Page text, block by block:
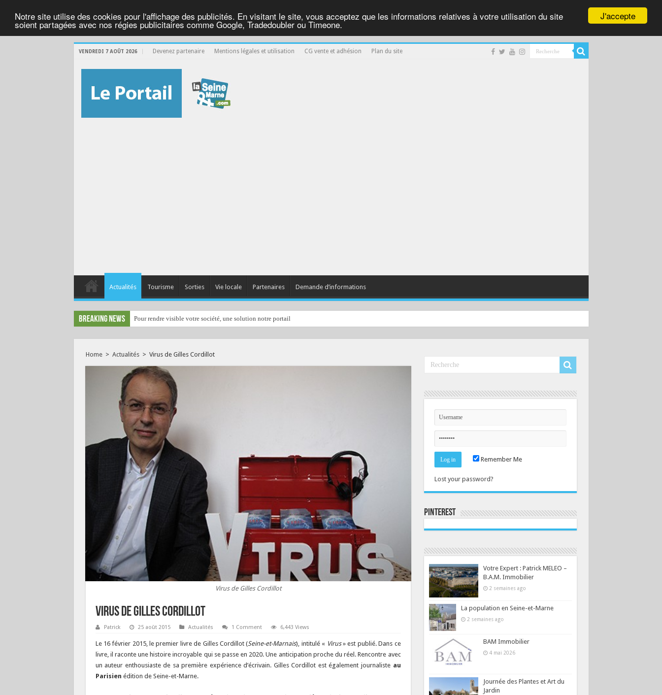
J'accepte
Notre site utilise des cookies pour l'affichage des publicités. En visitant le site, vous acceptez que les informations relatives à votre utilisation du site
soient partagées avec nos régies publicitaires comme Google, Tradedoubler ou Timeone.
VENDREDI 7 AOÛT 2026 Devenez partenaire Mentions légales et utilisation CG vente et adhésion Plan du site
Actualités Tourisme Sorties Vie locale Partenaires Demande d’informations
Breaking News Pour rendre visible votre société, une solution notre portail
Home > Actualités > Virus de Gilles Cordillot
Virus de Gilles Cordillot
Virus de Gilles Cordillot
Patrick 25 août 2015 Actualités 1 Comment 6,443 Views
Le 16 février 2015, le premier livre de Gilles Cordillot (Seine-et-Marnais), intitulé « Virus» est publié. Dans ce
livre, il raconte une histoire incroyable qui se passe en 2020. Une anticipation proche du réel. Rencontre avec
un auteur enthousiaste de sa première expérience d’écrivain. Gilles Cordillot est également journaliste au
Parisien édition de Seine-et-Marne.
Remember Me
Lost your password?
Pinterest
Votre Expert : Patrick MELEO –
B.A.M. Immobilier
2 semaines ago
La population en Seine-et-Marne
2 semaines ago
BAM Immobilier
4 mai 2026
Journée des Plantes et Art du
Jardin